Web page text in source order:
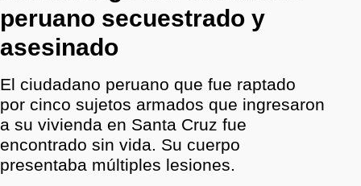
peruano secuestrado y
asesinado
El ciudadano peruano que fue raptado
por cinco sujetos armados que ingresaron
a su vivienda en Santa Cruz fue
encontrado sin vida. Su cuerpo
presentaba múltiples lesiones.